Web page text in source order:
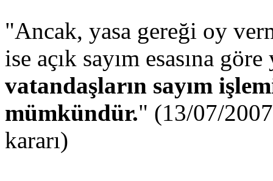
"Ancak, yasa gereği oy
ise açık sayım esasına
vatandaşların sayım
mümkündür." (13/07/
kararı)